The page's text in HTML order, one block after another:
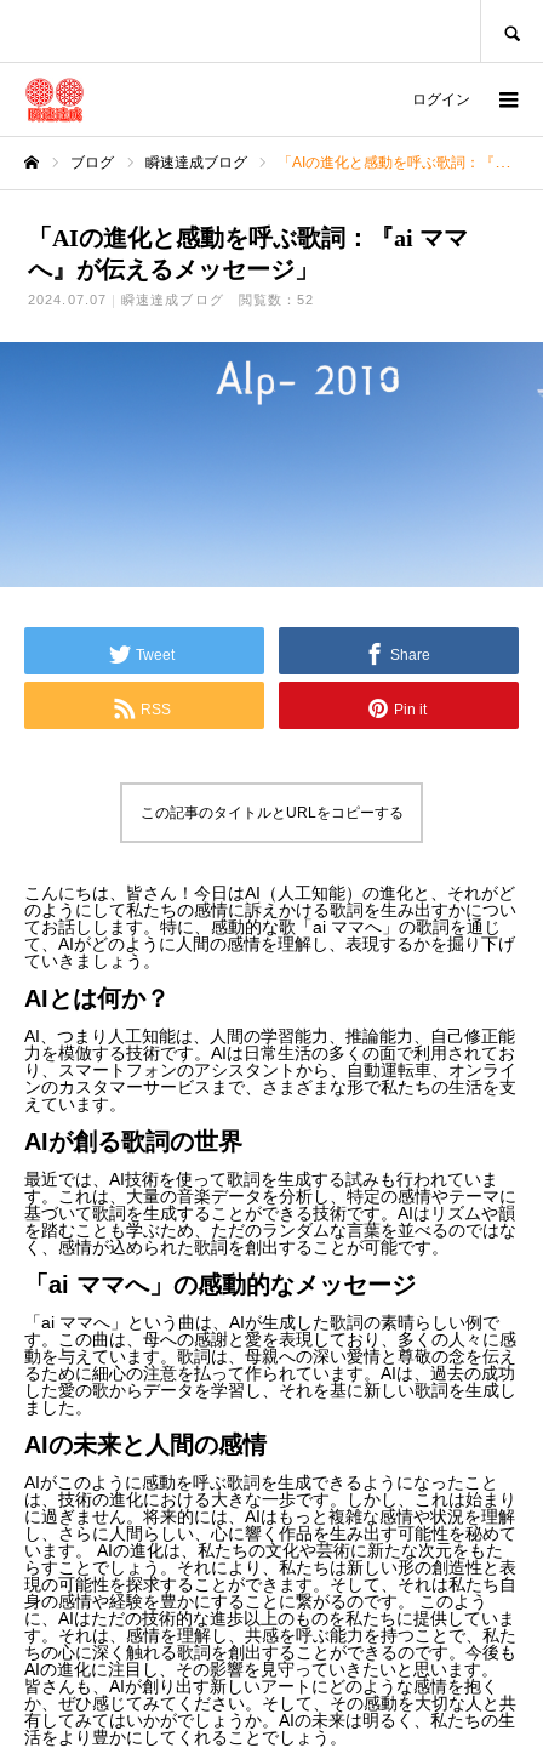
ログイン
ブログ 瞬速達成ブログ 「AIの進化と感動を呼ぶ歌詞：『ai ママへ』が伝えるメッセージ」
「AIの進化と感動を呼ぶ歌詞：『ai ママ
へ』が伝えるメッセージ」
2024.07.07 瞬速達成ブログ 閲覧数：52
Tweet Share
RSS Pin it
この記事のタイトルとURLをコピーする
こんにちは、皆さん！今日はAI（人工知能）の進化と、それがど
のようにして私たちの感情に訴えかける歌詞を生み出すかについ
てお話しします。特に、感動的な歌「ai ママへ」の歌詞を通じ
て、AIがどのように人間の感情を理解し、表現するかを掘り下げ
ていきましょう。
AIとは何か？
AI、つまり人工知能は、人間の学習能力、推論能力、自己修正能
力を模倣する技術です。AIは日常生活の多くの面で利用されてお
り、スマートフォンのアシスタントから、自動運転車、オンライ
ンのカスタマーサービスまで、さまざまな形で私たちの生活を支
えています。
AIが創る歌詞の世界
最近では、AI技術を使って歌詞を生成する試みも行われていま
す。これは、大量の音楽データを分析し、特定の感情やテーマに
基づいて歌詞を生成することができる技術です。AIはリズムや韻
を踏むことも学ぶため、ただのランダムな言葉を並べるのではな
く、感情が込められた歌詞を創出することが可能です。
「ai ママへ」の感動的なメッセージ
「ai ママへ」という曲は、AIが生成した歌詞の素晴らしい例で
す。この曲は、母への感謝と愛を表現しており、多くの人々に感
動を与えています。歌詞は、母親への深い愛情と尊敬の念を伝え
るために細心の注意を払って作られています。AIは、過去の成功
した愛の歌からデータを学習し、それを基に新しい歌詞を生成し
ました。
AIの未来と人間の感情
AIがこのように感動を呼ぶ歌詞を生成できるようになったこと
は、技術の進化における大きな一歩です。しかし、これは始まり
に過ぎません。将来的には、AIはもっと複雑な感情や状況を理解
し、さらに人間らしい、心に響く作品を生み出す可能性を秘めて
います。 AIの進化は、私たちの文化や芸術に新たな次元をもた
らすことでしょう。それにより、私たちは新しい形の創造性と表
現の可能性を探求することができます。そして、それは私たち自
身の感情や経験を豊かにすることに繋がるのです。 このよう
に、AIはただの技術的な進歩以上のものを私たちに提供していま
す。それは、感情を理解し、共感を呼ぶ能力を持つことで、私た
ちの心に深く触れる歌詞を創出することができるのです。今後も
AIの進化に注目し、その影響を見守っていきたいと思います。
皆さんも、AIが創り出す新しいアートにどのような感情を抱く
か、ぜひ感じてみてください。そして、その感動を大切な人と共
有してみてはいかがでしょうか。AIの未来は明るく、私たちの生
活をより豊かにしてくれることでしょう。